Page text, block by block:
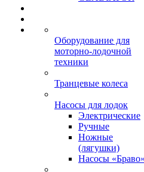
Оборудование для
моторно-лодочной
техники
Транцевые колеса
Насосы для лодок
Электрические
Ручные
Ножные
(лягушки)
Насосы «Браво»